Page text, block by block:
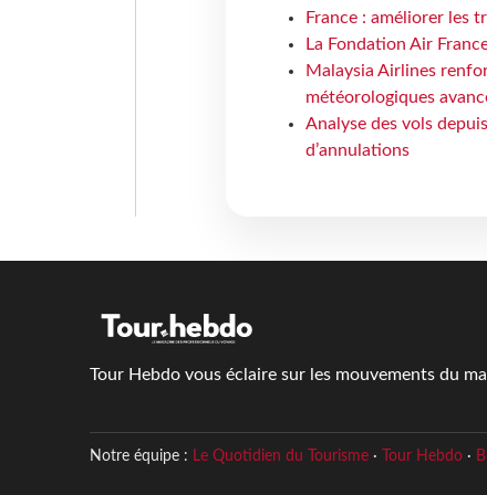
France : améliorer les
La Fondation Air
Malaysia Airlines
météorologiques
Analyse des vols
d’annulations
Tour Hebdo vous éclaire sur les mouvements du
Notre équipe : Le Quotidien du Tourisme· Tour Hebdo·